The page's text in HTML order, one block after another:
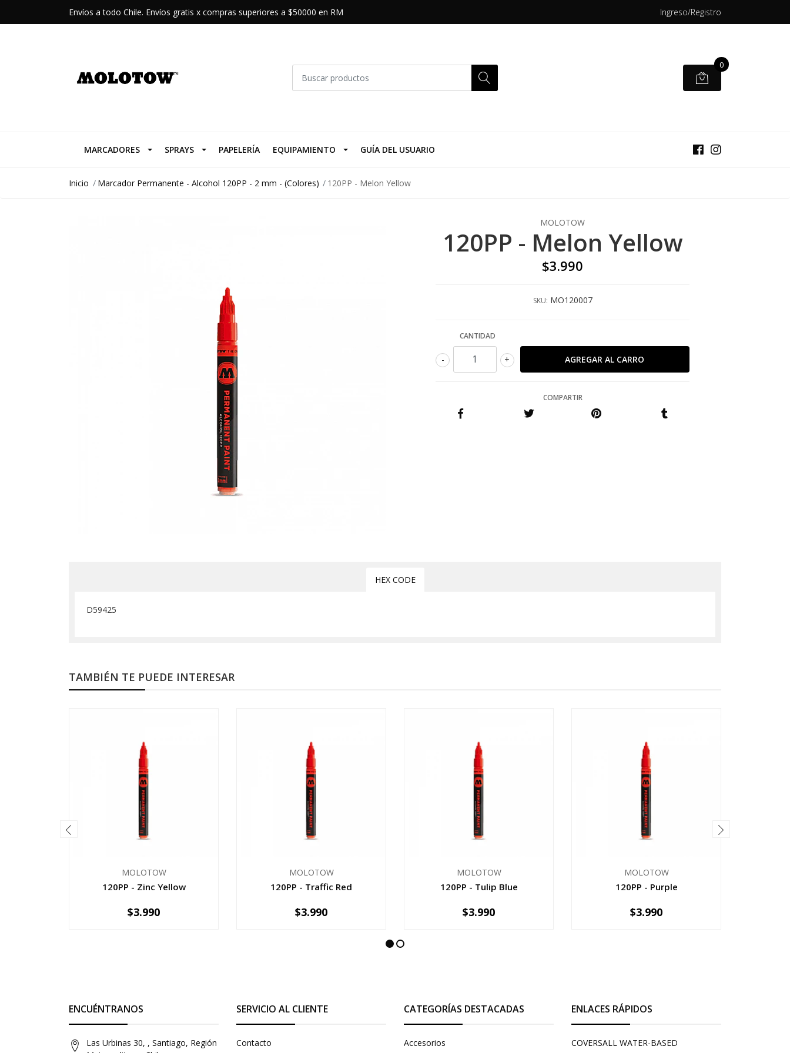
Envíos a todo Chile. Envíos gratis x compras superiores a $50000 en RM Ingreso/Registro
0
MARCADORES SPRAYS PAPELERÍA EQUIPAMIENTO GUÍA DEL USUARIO
Inicio Marcador Permanente - Alcohol 120PP - 2 mm - (Colores) 120PP - Melon Yellow
MOLOTOW
120PP - Melon Yellow
$3.990
SKU: MO120007
CANTIDAD
+
-
COMPARTIR
HEX CODE
D59425
TAMBIÉN TE PUEDE INTERESAR
MOLOTOW
120PP - Zinc Yellow
+
$3.990
MOLOTOW
120PP - Traffic Red
+
$3.990
MOLOTOW
120PP - Tulip Blue
+
$3.990
MOLOTOW
120PP - Purple
+
$3.990
ENCUÉNTRANOS
Las Urbinas 30, , Santiago, Región
SERVICIO AL CLIENTE
Contacto
CATEGORÍAS DESTACADAS
Accesorios
ENLACES RÁPIDOS
COVERSALL WATER-BASED